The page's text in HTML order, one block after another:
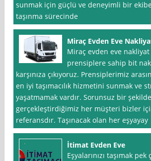
sunmak için güçlü ve deneyimli bir ekibe
taşınma sürecinde
Miraç Evden Eve
Miraç evden eve
prensiplere sahip bit
karşınıza çıkıyoruz. Prensiplerimiz
en iyi taşımacılık hizmetini sunmak ve
yaşatmamak vardır. Sorunsuz bir şekilde
gerçekleştirdiğimiz her müşteri bizler
referansdır. Taşınacak olan her eşyayay
İtimat Evden Eve
Eşyalarınızı taşımak